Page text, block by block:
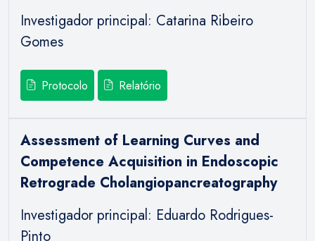
Investigador principal: Catarina Ribeiro
Gomes
Protocolo Relatório
Assessment of Learning Curves and
Competence Acquisition in Endoscopic
Retrograde Cholangiopancreatography
Investigador principal: Eduardo Rodrigues-
Pinto